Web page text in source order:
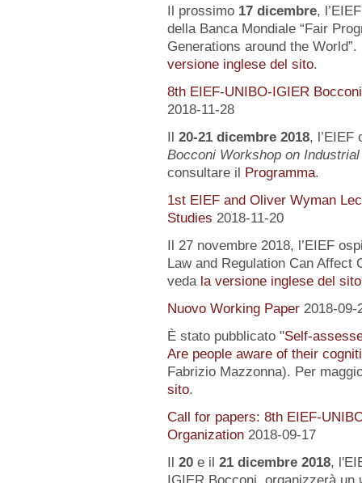
Il prossimo 17 dicembre,
della Banca Mondiale “Fair
Generations around the
versione inglese del sito.
8th EIEF-UNIBO-IGIER
2018-11-28
Il 20-21 dicembre 2018, l’EIEF
Bocconi Workshop on
consultare il Programma.
1st EIEF and Oliver Wyman
Studies 2018-11-20
Il 27 novembre 2018, l’EIEF
Law and Regulation Can Affect
veda la versione inglese del
Nuovo Working Paper 2018-09-
È stato pubblicato "Self-
Are people aware of their
Fabrizio Mazzonna). Per
sito.
Call for papers: 8th EIEF-
Organization 2018-09-17
Il 20 e il 21 dicembre 2018,